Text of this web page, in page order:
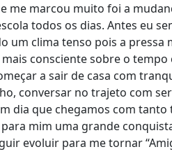
me marcou muito foi a
todos os dias. Antes eu
um clima tenso pois a pressa
consciente sobre o
a sair de casa com
conversar no trajeto com
dia que chegamos com
mim uma grande
evoluir para me tornar